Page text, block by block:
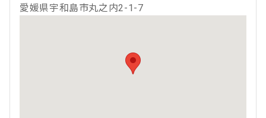
愛媛県宇和島市丸之内2-1-7